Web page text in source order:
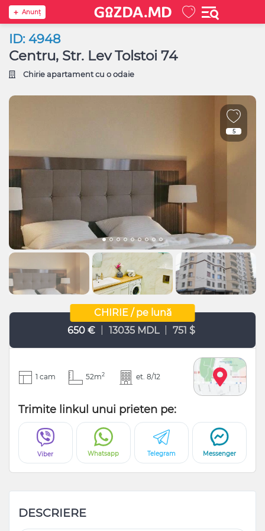
Anunţ
ID: 4948
Centru, Str. Lev Tolstoi 74
Chirie apartament cu o odaie
5
CHIRIE / pe lună
650 €
13035 MDL 751 $
1 cam 52m2 et. 8/12
Trimite linkul unui prieten pe:
Viber Whatsapp Telegram Messenger
DESCRIERE